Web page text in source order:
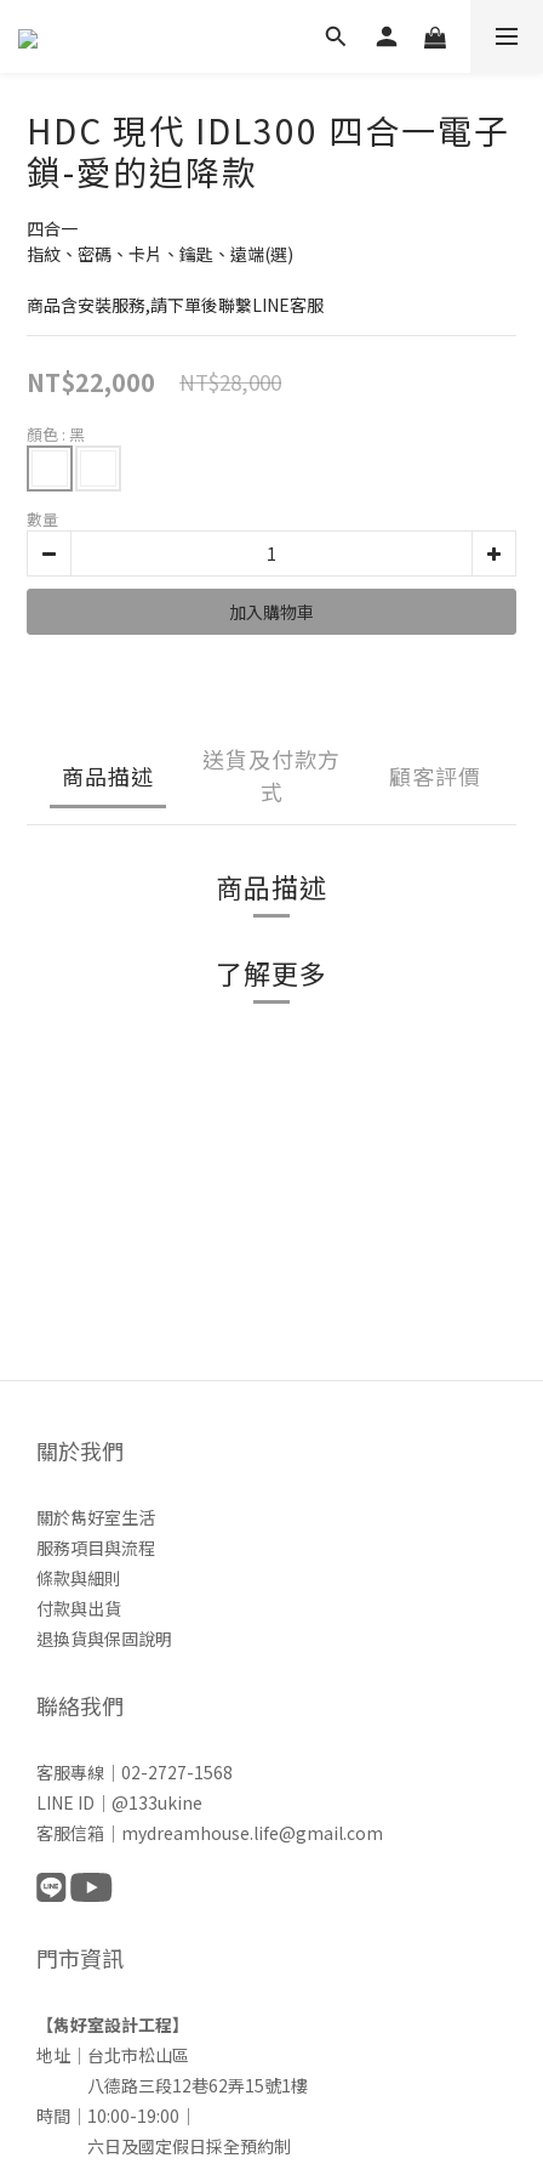
HDC 現代 IDL300 四合一電子
鎖-愛的迫降款
四合一
指紋、密碼、卡片、鑰匙、遠端(選)
商品含安裝服務,請下單後聯繫LINE客服
NT$22,000 NT$28,000
顏色 : 黑
數量
加入購物車
商品描述
送貨及付款方
式
顧客評價
商品描述
了解更多
關於我們
關於雋好室生活
服務項目與流程
條款與細則
付款與出貨
退換貨與保固說明
聯絡我們
客服專線｜02-2727-1568
LINE ID｜@133ukine
客服信箱｜mydreamhouse.life@gmail.com
門市資訊
【雋好室設計工程】
地址｜台北市松山區
八德路三段12巷62弄15號1樓
時間｜10:00-19:00｜
六日及國定假日採全預約制